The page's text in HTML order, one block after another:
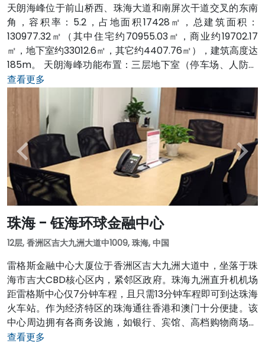
天朗海峰位于前山桥西、珠海大道和南屏次干道交叉的东南
角，容积率：5.2，占地面积17428㎡，总建筑面积：
130977.32㎡（其中住宅约70955.03㎡，商业约19702.17
㎡，地下室约33012.6㎡，其它约4407.76㎡），建筑高度达
185m。 天朗海峰功能布置：三层地下室（停车场、人防等
功能配置）； 四层裙楼商场；裙楼顶层以上2幢住宅塔楼，
每幢塔楼58层（其中：塔楼1层为住宅入户大堂，2层为会
所，3层为商业配套的办公楼层，第22层、第37层为避难
层，其余的53个楼层均为住宅标准层） 建筑风格： 完整干
净的住宅塔楼，结构体系合理，平面方整没有开口切槽，极
富原创性； 城市地标、沉静内敛，却又挺拔峻峭。 有玉树临
风的气质，没有表象性的性态模拟，从性格上贴近滨海花园
城市的风范 公园：回归公园，竹仙洞公园 超市：得一超市
商业：华发商都，滨河风情酒吧街、南屏海鲜街、南屏市场
等 学校：容闳国际幼儿园、容闳小学、北山小学、南屏中学
查看更多
珠海 - 钰海环球金融中心
12层, 香洲区吉大九洲大道中1009, 珠海, 中国
雷格斯金融中心大厦位于香洲区吉大九洲大道中，坐落于珠
海市吉大CBD核心区内，紧邻区政府。珠海九洲直升机机场
距雷格斯中心仅7分钟车程，且只需13分钟车程即可到达珠海
火车站。作为经济特区的珠海通往香港和澳门十分便捷。该
中心周边拥有各商务设施，如银行、宾馆、高档购物商场和
餐馆。酒店如假日酒店、珠海德翰酒店均在五分钟步行距离
查看更多